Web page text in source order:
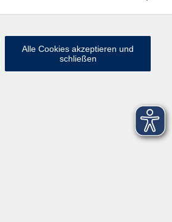
Alle Cookies akzeptieren und
schließen